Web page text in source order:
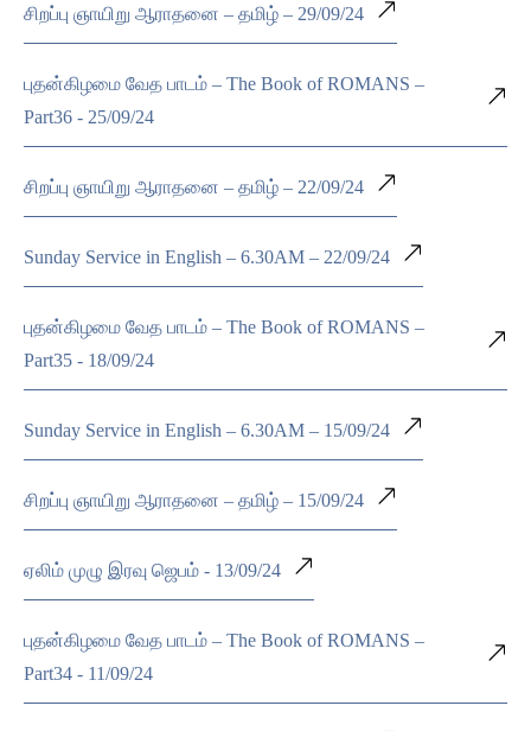
சிறப்பு ஞாயிறு ஆராதனை – தமிழ் – 29/09/24
புதன்கிழமை வேத பாடம் – The Book of ROMANS –
Part36 - 25/09/24
சிறப்பு ஞாயிறு ஆராதனை – தமிழ் – 22/09/24
Sunday Service in English – 6.30AM – 22/09/24
புதன்கிழமை வேத பாடம் – The Book of ROMANS –
Part35 - 18/09/24
Sunday Service in English – 6.30AM – 15/09/24
சிறப்பு ஞாயிறு ஆராதனை – தமிழ் – 15/09/24
ஏலிம் முழு இரவு ஜெபம் - 13/09/24
புதன்கிழமை வேத பாடம் – The Book of ROMANS –
Part34 - 11/09/24